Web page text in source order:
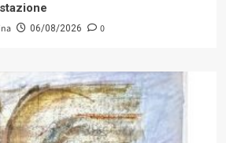
06/08/2026 0